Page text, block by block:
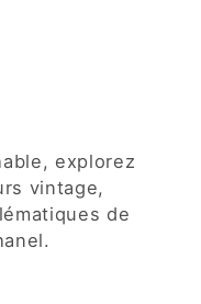
explorez
vintage,
de